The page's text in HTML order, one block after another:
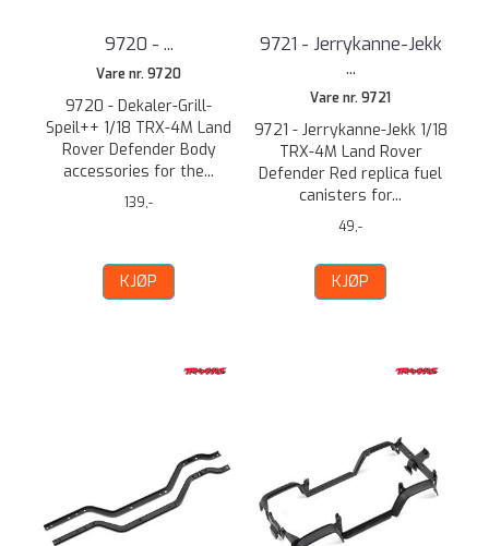
9720 - ...
Vare nr. 9720
9720 - Dekaler-Grill-
Speil++ 1/18 TRX-4M Land
Rover Defender Body
accessories for the...
139,-
KJØP
9721 - Jerrykanne-Jekk
...
Vare nr. 9721
9721 - Jerrykanne-Jekk 1/18
TRX-4M Land Rover
Defender Red replica fuel
canisters for...
49,-
KJØP